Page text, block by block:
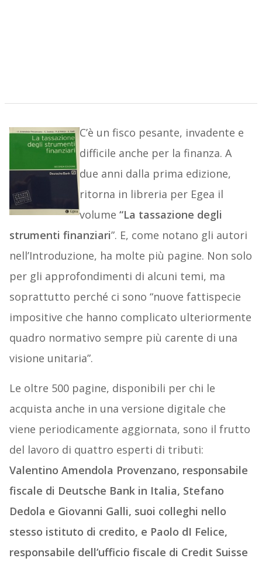
C’è un fisco pesante, invadente e
difficile anche per la finanza. A
due anni dalla prima edizione,
ritorna in libreria per Egea il
volume “La tassazione degli
strumenti finanziari”. E, come notano gli autori
nell’Introduzione, ha molte più pagine. Non solo
per gli approfondimenti di alcuni temi, ma
soprattutto perché ci sono “nuove fattispecie
impositive che hanno complicato ulteriormente
quadro normativo sempre più carente di una
visione unitaria”.
Le oltre 500 pagine, disponibili per chi le
acquista anche in una versione digitale che
viene periodicamente aggiornata, sono il frutto
del lavoro di quattro esperti di tributi:
Valentino Amendola Provenzano, responsabile
fiscale di Deutsche Bank in Italia, Stefano
Dedola e Giovanni Galli, suoi colleghi nello
stesso istituto di credito, e Paolo dI Felice,
responsabile dell’ufficio fiscale di Credit Suisse